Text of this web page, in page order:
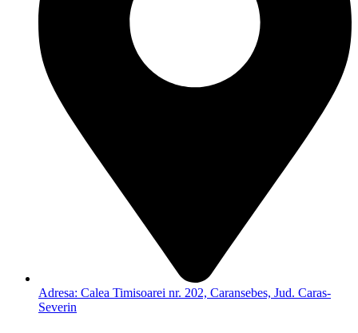
Adresa: Calea Timisoarei nr. 202, Caransebes, Jud. Caras-
Severin